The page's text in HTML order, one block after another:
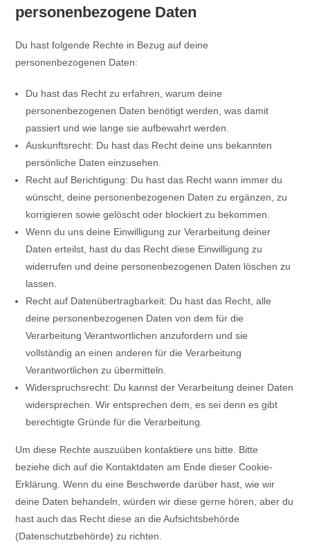
personenbezogene Daten
Du hast folgende Rechte in Bezug auf deine
personenbezogenen Daten:
Du hast das Recht zu erfahren, warum deine
personenbezogenen Daten benötigt werden, was damit
passiert und wie lange sie aufbewahrt werden.
Auskunftsrecht: Du hast das Recht deine uns bekannten
persönliche Daten einzusehen.
Recht auf Berichtigung: Du hast das Recht wann immer du
wünscht, deine personenbezogenen Daten zu ergänzen, zu
korrigieren sowie gelöscht oder blockiert zu bekommen.
Wenn du uns deine Einwilligung zur Verarbeitung deiner
Daten erteilst, hast du das Recht diese Einwilligung zu
widerrufen und deine personenbezogenen Daten löschen zu
lassen.
Recht auf Datenübertragbarkeit: Du hast das Recht, alle
deine personenbezogenen Daten von dem für die
Verarbeitung Verantwortlichen anzufordern und sie
vollständig an einen anderen für die Verarbeitung
Verantwortlichen zu übermitteln.
Widerspruchsrecht: Du kannst der Verarbeitung deiner Daten
widersprechen. Wir entsprechen dem, es sei denn es gibt
berechtigte Gründe für die Verarbeitung.
Um diese Rechte auszuüben kontaktiere uns bitte. Bitte
beziehe dich auf die Kontaktdaten am Ende dieser Cookie-
Erklärung. Wenn du eine Beschwerde darüber hast, wie wir
deine Daten behandeln, würden wir diese gerne hören, aber du
hast auch das Recht diese an die Aufsichtsbehörde
(Datenschutzbehörde) zu richten.